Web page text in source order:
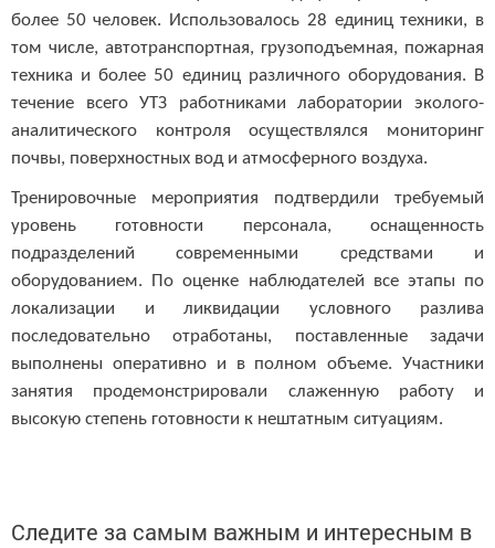
более 50 человек. Использовалось 28 единиц техники, в
том числе, автотранспортная, грузоподъемная, пожарная
техника и более 50 единиц различного оборудования. В
течение всего УТЗ работниками лаборатории эколого-
аналитического контроля осуществлялся мониторинг
почвы, поверхностных вод и атмосферного воздуха.
Тренировочные мероприятия подтвердили требуемый
уровень готовности персонала, оснащенность
подразделений современными средствами и
оборудованием. По оценке наблюдателей все этапы по
локализации и ликвидации условного разлива
последовательно отработаны, поставленные задачи
выполнены оперативно и в полном объеме. Участники
занятия продемонстрировали слаженную работу и
высокую степень готовности к нештатным ситуациям.
Следите за самым важным и интересным в